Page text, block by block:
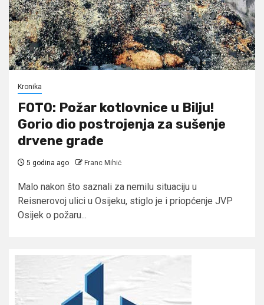
Kronika
FOTO: Požar kotlovnice u Bilju!
Gorio dio postrojenja za sušenje
drvene građe
5 godina ago Franc Mihić
Malo nakon što saznali za nemilu situaciju u
Reisnerovoj ulici u Osijeku, stiglo je i priopćenje JVP
Osijek o požaru...